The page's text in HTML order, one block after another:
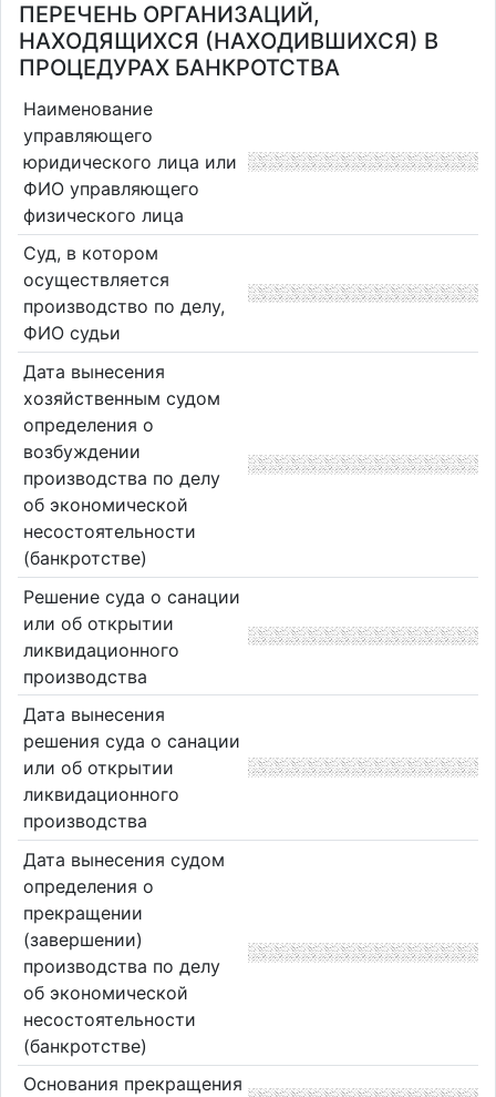
ПЕРЕЧЕНЬ ОРГАНИЗАЦИЙ,
НАХОДЯЩИХСЯ (НАХОДИВШИХСЯ) В
ПРОЦЕДУРАХ БАНКРОТСТВА
Наименование
управляющего
юридического лица или
ФИО управляющего
физического лица
Суд, в котором
осуществляется
производство по делу,
ФИО судьи
Дата вынесения
хозяйственным судом
определения о
возбуждении
производства по делу
об экономической
несостоятельности
(банкротстве)
Решение суда о санации
или об открытии
ликвидационного
производства
Дата вынесения
решения суда о санации
или об открытии
ликвидационного
производства
Дата вынесения судом
определения о
прекращении
(завершении)
производства по делу
об экономической
несостоятельности
(банкротстве)
Основания прекращения